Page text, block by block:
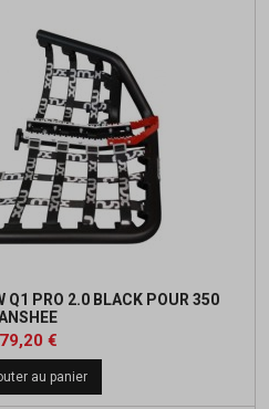
Q1 PRO 2.0 BLACK POUR 350
€
au panier